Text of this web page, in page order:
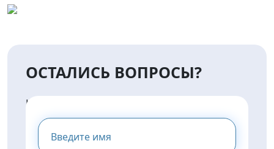
ОСТАЛИСЬ ВОПРОСЫ?
НАПИШИТЕ НАМ И МЫ
ПРЕДОСТАВИМ ВАМ
КОНСУЛЬТАЦИЮ